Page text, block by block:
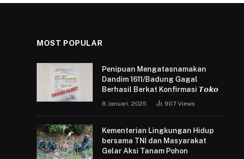
MOST POPULAR
Penipuan Mengatasnamakan
Dandim 1611/Badung Gagal
Berhasil Berkat Konfirmasi 𝙏𝙤𝙠𝙤
8 Januari, 2025 907 Views
Kementerian Lingkungan Hidup
bersama TNI dan Masyarakat
Gelar Aksi Tanam Pohon